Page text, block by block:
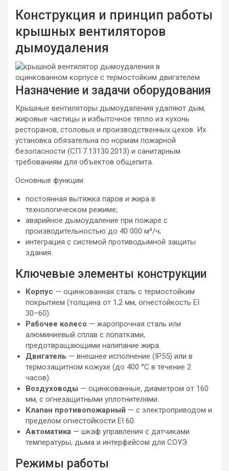
Конструкция и принцип работы
крышных вентиляторов
дымоудаления
Назначение и задачи оборудования
Крышные вентиляторы дымоудаления удаляют дым,
жировые частицы и избыточное тепло из кухонь
ресторанов, столовых и производственных цехов. Их
установка обязательна по нормам пожарной
безопасности (СП 7.13130.2013) и санитарным
требованиям для объектов общепита.
Основные функции:
постоянная вытяжка паров и жира в
технологическом режиме;
аварийное дымоудаление при пожаре с
производительностью до 40 000 м³/ч;
интеграция с системой противодымной защиты
здания.
Ключевые элементы конструкции
Корпус — оцинкованная сталь с термостойким
покрытием (толщина от 1,2 мм, огнестойкость EI
30–60).
Рабочее колесо — жаропрочная сталь или
алюминиевый сплав с лопатками,
предотвращающими налипание жира.
Двигатель — внешнее исполнение (IP55) или в
термозащитном кожухе (до 400 °C в течение 2
часов).
Воздуховоды — оцинкованные, диаметром от 160
мм, с огнезащитными уплотнителями.
Клапан противопожарный — с электроприводом и
пределом огнестойкости EI 60.
Автоматика — шкаф управления с датчиками
температуры, дыма и интерфейсом для СОУЭ.
Режимы работы